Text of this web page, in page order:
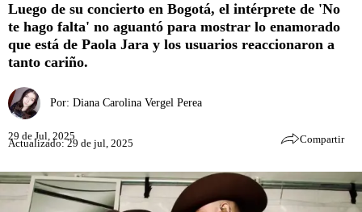
Luego de su concierto en Bogotá, el intérprete de 'No
te hago falta' no aguantó para mostrar lo enamorado
que está de Paola Jara y los usuarios reaccionaron a
tanto cariño.
Por: Diana Carolina Vergel Perea
29 de Jul, 2025
Actualizado: 29 de jul, 2025 Compartir